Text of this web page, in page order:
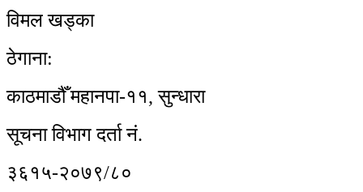
विमल खड्का
ठेगाना:
काठमाडौँ महानपा-११, सुन्धारा
सूचना विभाग दर्ता नं.
३६१५-२०७९/८०